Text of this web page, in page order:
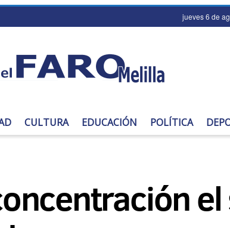
jueves 6 de
CULTURA EDUCACIÓN POLÍTICA